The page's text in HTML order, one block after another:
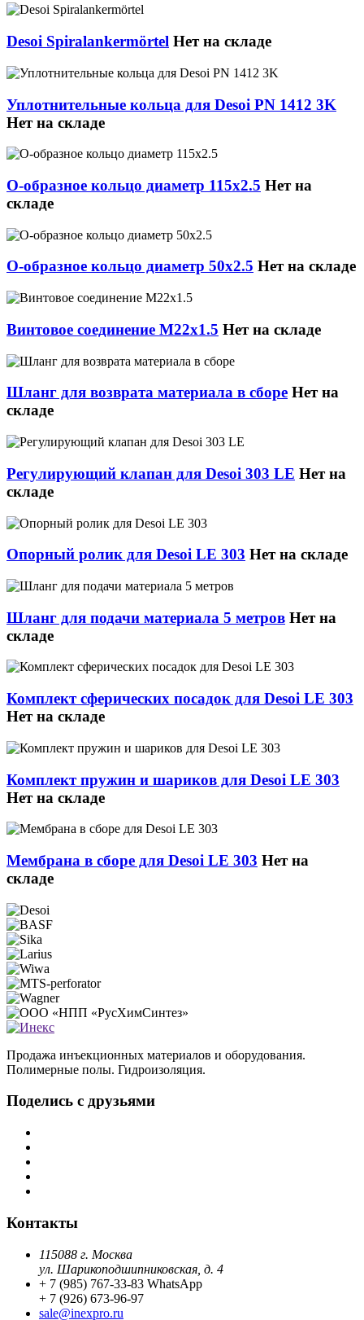
Desoi Spiralankermörtel Нет на складе
Уплотнительные кольца для Desoi PN 1412 3K
Нет на складе
О-образное кольцо диаметр 115x2.5 Нет на
складе
О-образное кольцо диаметр 50x2.5 Нет на складе
Винтовое соединение М22x1.5 Нет на складе
Шланг для возврата материала в сборе Нет на
складе
Регулирующий клапан для Desoi 303 LE Нет на
складе
Опорный ролик для Desoi LE 303 Нет на складе
Шланг для подачи материала 5 метров Нет на
складе
Комплект сферических посадок для Desoi LE 303
Нет на складе
Комплект пружин и шариков для Desoi LE 303
Нет на складе
Мембрана в сборе для Desoi LE 303 Нет на
складе
Продажа инъекционных материалов и оборудования.
Полимерные полы. Гидроизоляция.
Поделись с друзьями
Контакты
115088 г. Москва
ул. Шарикоподшипниковская, д. 4
+ 7 (985) 767-33-83 WhatsApp
+ 7 (926) 673-96-97
sale@inexpro.ru